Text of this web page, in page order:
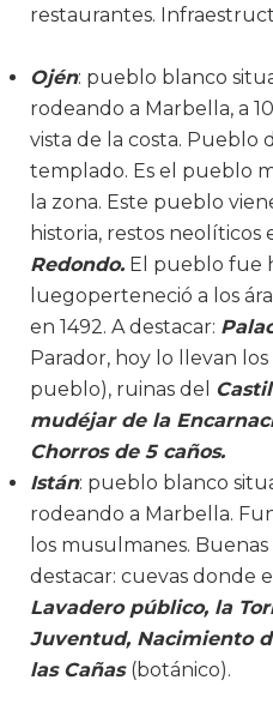
restaurantes.
Ojén: pueblo blanco
rodeando a Marbella, a
vista de la costa. Pueblo
templado. Es el pueblo
la zona. Este pueblo
historia, restos neolíticos
Redondo. El pueblo fue
luegoperteneció a los
en 1492. A destacar:
Parador, hoy lo llevan
pueblo), ruinas del
mudéjar de la
Chorros de 5 caños.
Istán: pueblo blanco
rodeando a Marbella.
los musulmanes. Buenas
destacar: cuevas donde
Lavadero público, la
Juventud, Nacimiento
las Cañas (botánico).